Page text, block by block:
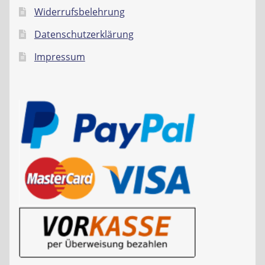
Widerrufsbelehrung
Datenschutzerklärung
Impressum